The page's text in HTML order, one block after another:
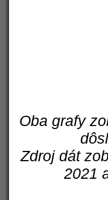
Oba grafy
Zdroj dát
2021